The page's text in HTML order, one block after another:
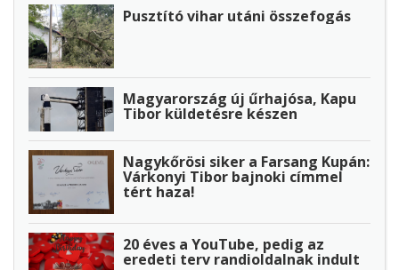
Pusztító vihar utáni összefogás
Magyarország új űrhajósa, Kapu
Tibor küldetésre készen
Nagykőrösi siker a Farsang Kupán:
Várkonyi Tibor bajnoki címmel
tért haza!
20 éves a YouTube, pedig az
eredeti terv randioldalnak indult